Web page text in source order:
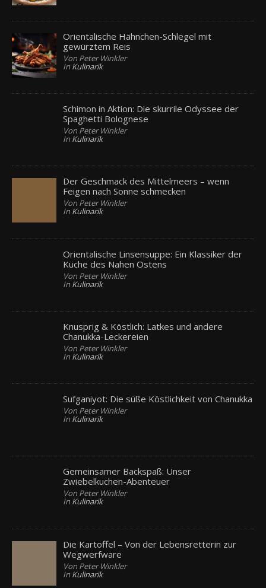
Orientalische Hähnchen-Schlegel mit
gewürztem Reis
Von Peter Winkler
In Kulinarik
Schimon in Aktion: Die skurrile Odyssee der
Spaghetti Bolognese
Von Peter Winkler
In Kulinarik
Der Geschmack des Mittelmeers – wenn
Feigen nach Sonne schmecken
Von Peter Winkler
In Kulinarik
Orientalische Linsensuppe: Ein Klassiker der
Küche des Nahen Ostens
Von Peter Winkler
In Kulinarik
Knusprig & Köstlich: Latkes und andere
Chanukka-Leckereien
Von Peter Winkler
In Kulinarik
Sufganiyot: Die süße Köstlichkeit von Chanukka
Von Peter Winkler
In Kulinarik
Gemeinsamer Backspaß: Unser
Zwiebelkuchen-Abenteuer
Von Peter Winkler
In Kulinarik
Die Kartoffel – Von der Lebensretterin zur
Wegwerfware
Von Peter Winkler
In Kulinarik